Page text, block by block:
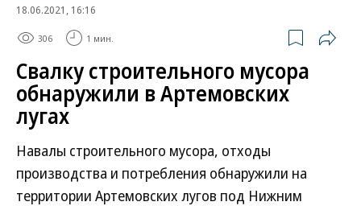
18.06.2021, 16:16
306 1 мин.
Свалку строительного мусора
обнаружили в Артемовских
лугах
Навалы строительного мусора, отходы
производства и потребления обнаружили на
территории Артемовских лугов под Нижним